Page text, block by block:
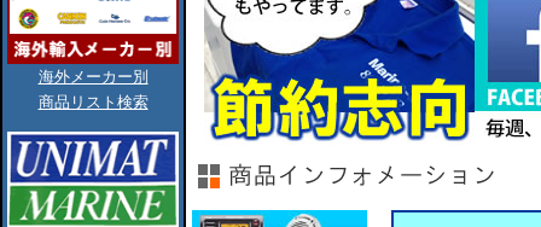
海外メーカー別
商品リスト検索